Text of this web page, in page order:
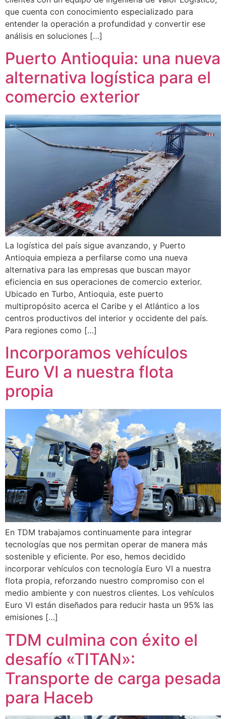
que cuenta con conocimiento especializado para
entender la operación a profundidad y convertir ese
análisis en soluciones […]
Puerto Antioquia: una nueva
alternativa logística para el
comercio exterior
La logística del país sigue avanzando, y Puerto
Antioquia empieza a perfilarse como una nueva
alternativa para las empresas que buscan mayor
eficiencia en sus operaciones de comercio exterior.
Ubicado en Turbo, Antioquia, este puerto
multipropósito acerca el Caribe y el Atlántico a los
centros productivos del interior y occidente del país.
Para regiones como […]
Incorporamos vehículos
Euro VI a nuestra flota
propia
En TDM trabajamos continuamente para integrar
tecnologías que nos permitan operar de manera más
sostenible y eficiente. Por eso, hemos decidido
incorporar vehículos con tecnología Euro VI a nuestra
flota propia, reforzando nuestro compromiso con el
medio ambiente y con nuestros clientes. Los vehículos
Euro VI están diseñados para reducir hasta un 95% las
emisiones […]
TDM culmina con éxito el
desafío «TITAN»:
Transporte de carga pesada
para Haceb